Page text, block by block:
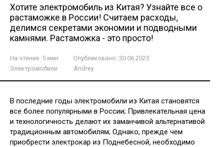
Хотите электромобиль из Китая? Узнайте все о
растаможке в России! Считаем расходы,
делимся секретами экономии и подводными
камнями. Растаможка - это просто!
На чтение: 5 мин Опубликовано: 30.06.2025
Электромобили
Andrey
В последние годы электромобили из Китая становятся
все более популярными в России; Привлекательная цена
и технологичность делают их заманчивой альтернативой
традиционным автомобилям; Однако, прежде чем
приобрести электрокар из Поднебесной, необходимо